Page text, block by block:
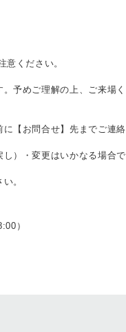
ください。
予めご理解の上、ご来場く
【お問合せ】先までご連絡
）・変更はいかなる場合で
。
）